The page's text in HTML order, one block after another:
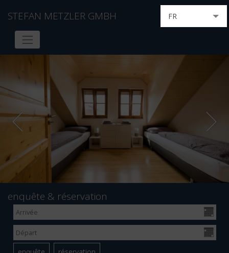
STEFAN METZLER GMBH FR
enquête & réservation